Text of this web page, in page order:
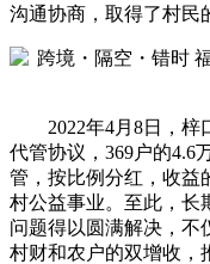
沟通协商，取得了村民
2022年4月8日，梓
代管协议，369户的4.6
管，按比例分红，收益
村公益事业。至此，长
问题得以圆满解决，不
村财和农户的双增收，